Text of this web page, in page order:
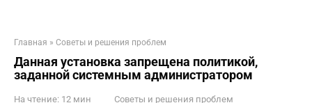
Главная » Советы и решения проблем
Данная установка запрещена политикой,
заданной системным администратором
На чтение: 12 мин Советы и решения проблем